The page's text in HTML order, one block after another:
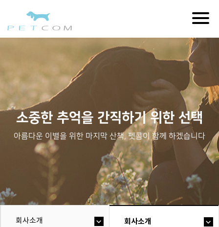
소중한 추억을 간직하기 위한 선택
아름다운 이별을 위한 마지막 산책, 펫콤이 함께 하겠습니다
회사소개 회사소개